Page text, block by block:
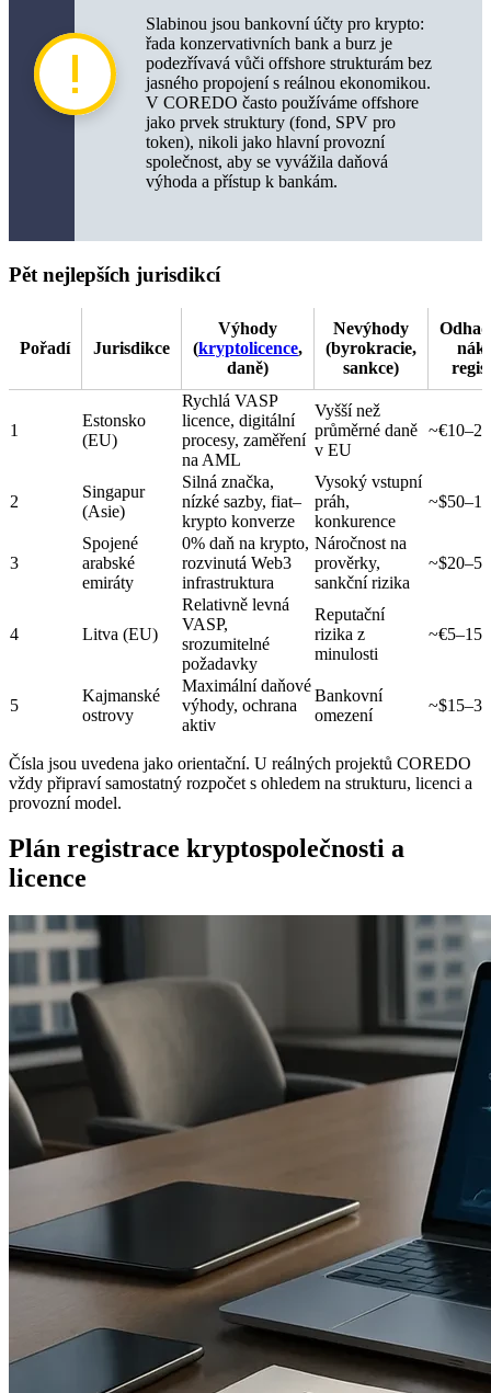
Slabinou jsou bankovní účty pro krypto:
řada konzervativních bank a burz je
podezřívavá vůči offshore strukturám bez
jasného propojení s reálnou ekonomikou.
V COREDO často používáme offshore
jako prvek struktury (fond, SPV pro
token), nikoli jako hlavní provozní
společnost, aby se vyvážila daňová
výhoda a přístup k bankám.
Pět nejlepších jurisdikcí
Pořadí Jurisdikce
Výhody
(kryptolicence,
daně)
Nevýhody
(byrokracie,
sankce)
1
Estonsko
(EU)
Rychlá VASP
licence, digitální
procesy, zaměření
na AML
Vyšší než
průměrné daně
v EU
2
Singapur
(Asie)
Silná značka,
nízké sazby, fiat–
krypto konverze
Vysoký vstupní
práh,
konkurence
3
Spojené
arabské
emiráty
0% daň na krypto,
rozvinutá Web3
infrastruktura
Náročnost na
prověrky,
sankční rizika
4 Litva (EU)
Relativně levná
VASP,
srozumitelné
požadavky
Reputační
rizika z
minulosti
~€5–15k
5
Kajmanské
ostrovy
Maximální daňové
výhody, ochrana
aktiv
Bankovní
omezení
Čísla jsou uvedena jako orientační. U reálných projektů COREDO
vždy připraví samostatný rozpočet s ohledem na strukturu, licenci a
provozní model.
Plán registrace kryptospolečnosti a
licence